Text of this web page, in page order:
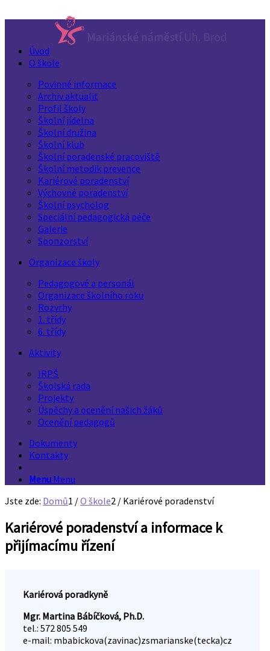
Úvod
O škole
Povinné informace
Archiv aktualit
Profil školy
Školní jídelna
Školní družina
Školní klub
Školní poradenské pracoviště
Školní metodik prevence
Kariérové poradenství
Výchovné poradenství
Školní psycholog
Speciální pedagogická péče
Galerie
Sponzorství
Organizace školy
Pedagogové a personál
Organizace školního roku
Rozvrhy
1. třídy
6. třídy
Aktivity
IRPŠ
Školská rada
Projekty
Úspěchy a ocenění našich žáků
Ocenění pedagogů
Dokumenty
Kontakty
Menu Menu
Jste zde: Domů1 /O škole2 / Kariérové poradenství
Kariérové poradenství a informace k
přijímacímu řízení
Kariérová poradkyně
Mgr. Martina Bábíčková, Ph.D.
tel.: 572 805 549
e-mail: mbabickova(zavinac)zsmarianske(tecka)cz